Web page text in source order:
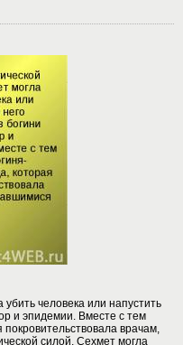
человека или напустить
и эпидемии. Вместе с тем
врачам,
силой, Сехмет могла